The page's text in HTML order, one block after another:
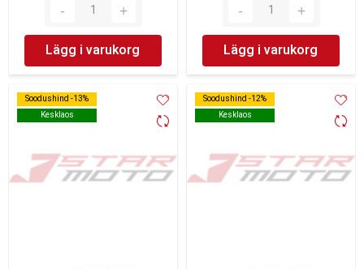
Lägg i varukorg Lägg i varukorg
Soodushind -13%
Kesklaos
Soodushind -13%
Kesklaos
Soodushind -12%
Kesklaos
Soodushind -12%
Kesklaos